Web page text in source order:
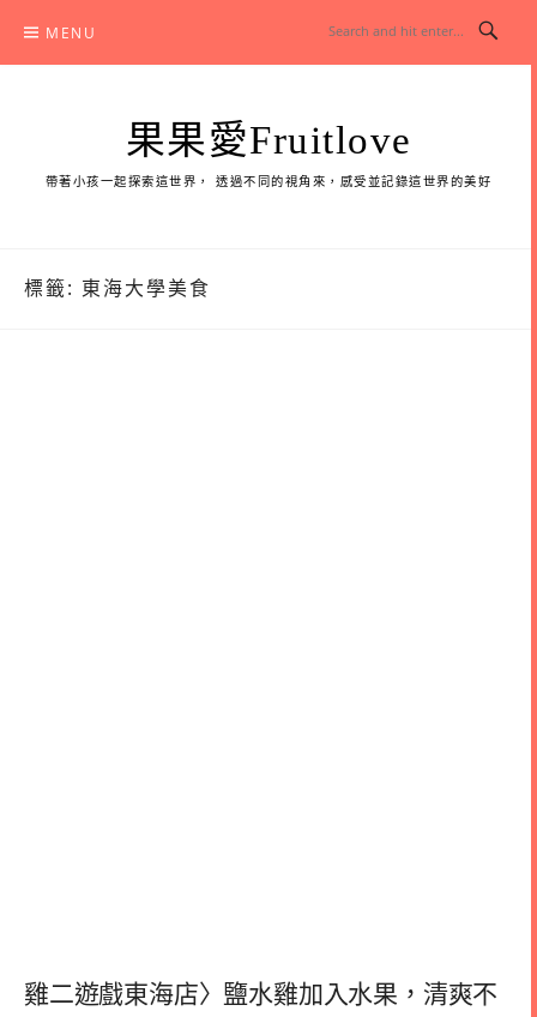
content
MENU
果果愛Fruitlove
帶著小孩一起探索這世界， 透過不同的視角來，感受並記錄這世界的美好
標籤: 東海大學美食
雞二遊戲東海店〉鹽水雞加入水果，清爽不